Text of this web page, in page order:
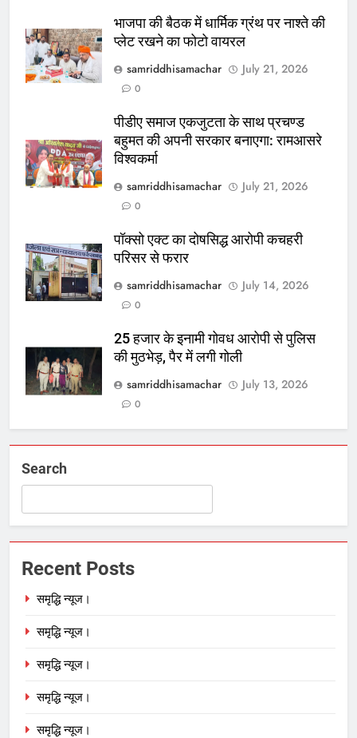
भाजपा की बैठक में धार्मिक ग्रंथ पर नाश्ते की
प्लेट रखने का फोटो वायरल
samriddhisamachar
July 21, 2026
0
पीडीए समाज एकजुटता के साथ प्रचण्ड
बहुमत की अपनी सरकार बनाएगा: रामआसरे
विश्वकर्मा
samriddhisamachar
July 21, 2026
0
पॉक्सो एक्ट का दोषसिद्ध आरोपी कचहरी
परिसर से फरार
samriddhisamachar
July 14, 2026
0
25 हजार के इनामी गोवध आरोपी से पुलिस
की मुठभेड़, पैर में लगी गोली
samriddhisamachar
July 13, 2026
0
Search
Recent Posts
समृद्धि न्यूज।
समृद्धि न्यूज।
समृद्धि न्यूज।
समृद्धि न्यूज।
समृद्धि न्यूज।